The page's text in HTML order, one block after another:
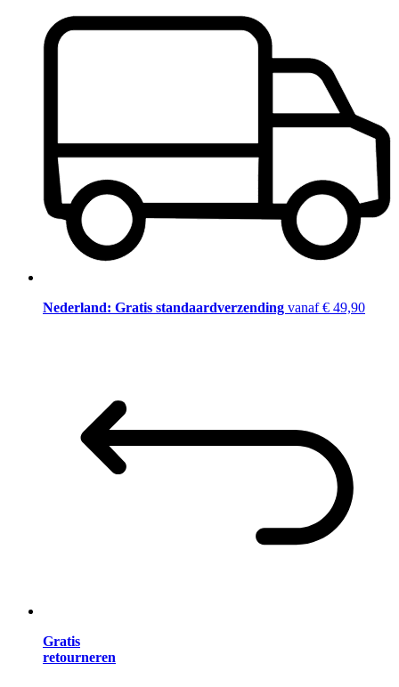
Nederland: Gratis standaardverzending vanaf € 49,90
Gratis
retourneren